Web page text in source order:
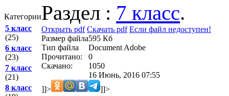
Категории
5 класс
(25)
6 класс
(23)
7 класс
(21)
8 класс
Раздел : 7 класс.
Открыть pdf Скачать pdf Если файл недоступен!
Размер файла595 Кб
Тип файла
Document Adobe
Прочитано:
0
Скачано:
1050
16 Июнь, 2016 07:55
]]>
]]>